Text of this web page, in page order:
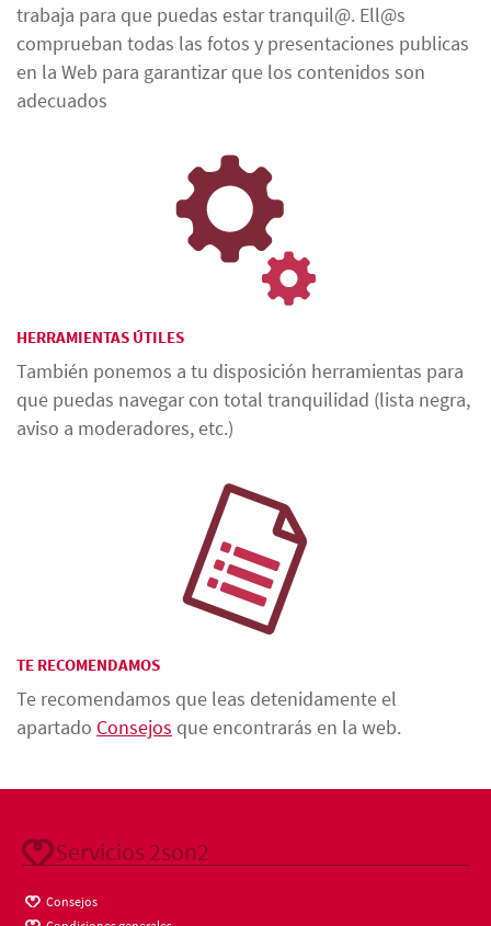
trabaja para que puedas estar tranquil@. Ell@s
comprueban todas las fotos y presentaciones publicas
en la Web para garantizar que los contenidos son
adecuados
HERRAMIENTAS ÚTILES
También ponemos a tu disposición herramientas para
que puedas navegar con total tranquilidad (lista negra,
aviso a moderadores, etc.)
TE RECOMENDAMOS
Te recomendamos que leas detenidamente el
apartado Consejos que encontrarás en la web.
Servicios 2son2
Consejos